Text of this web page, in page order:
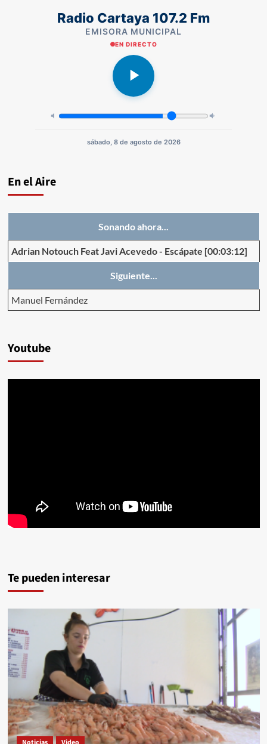
Radio Cartaya 107.2 Fm
EMISORA MUNICIPAL
EN DIRECTO
sábado, 8 de agosto de 2026
En el Aire
Sonando ahora...
Adrian Notouch Feat Javi Acevedo- Escápate [00:03:12]
Siguiente...
Manuel Fernández
Youtube
Te pueden interesar